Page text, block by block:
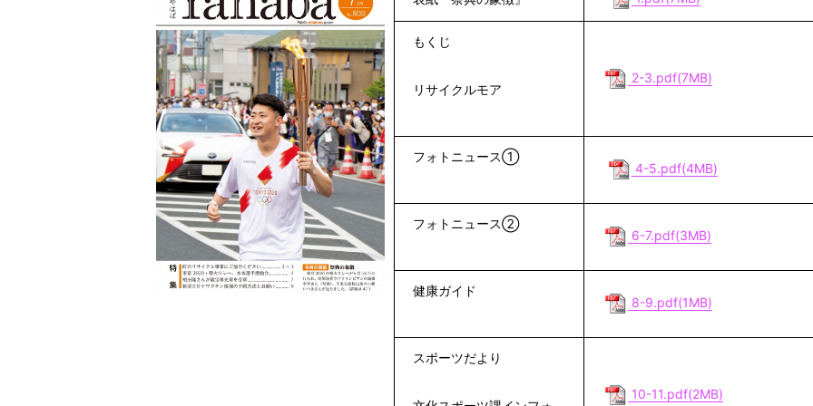
もくじ
リサイクルモア
2-3.pdf(7MB)
フォトニュース①
4-5.pdf(4MB)
フォトニュース②
6-7.pdf(3MB)
健康ガイド
8-9.pdf(1MB)
スポーツだより
10-11.pdf(2MB)